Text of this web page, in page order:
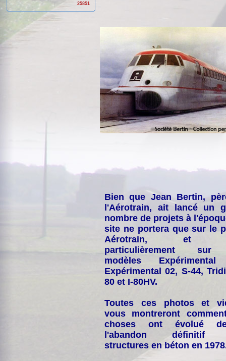
25851
Bien que Jean Bertin,
l'Aérotrain, ait lancé un
nombre de projets à
site ne portera que sur le
Aérotrain, et
particulièrement
modèles
Expérimental 02, S-44,
80 et I-80HV.
Toutes ces photos et
vous montreront
choses ont évolué
l'abandon définitif
structures en béton en